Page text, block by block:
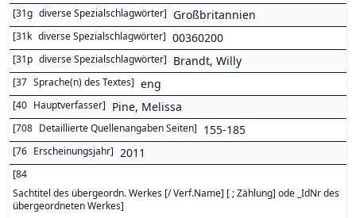
[31g diverse Spezialschlagwörter] Großbritannien
[31k diverse Spezialschlagwörter] 00360200
[31p diverse Spezialschlagwörter] Brandt, Willy
[37 Sprache(n) des Textes] eng
[40 Hauptverfasser] Pine, Melissa
[708 Detaillierte Quellenangaben Seiten] 155-185
[76 Erscheinungsjahr] 2011
[84
Sachtitel des übergeordn. Werkes [/ Verf.Name] [ ; Zählung] ode _IdNr des
übergeordneten Werkes]